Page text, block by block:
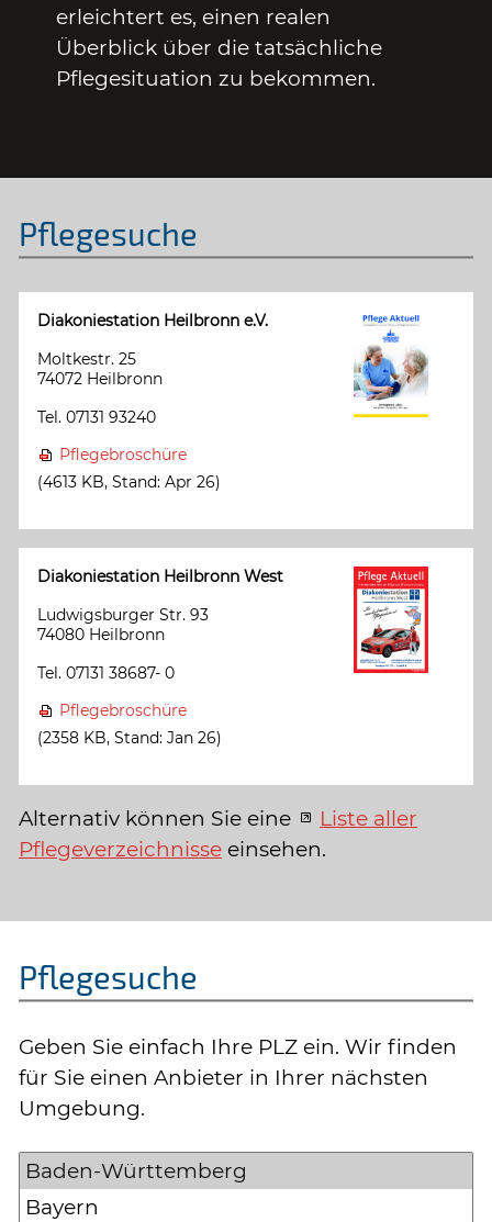
erleichtert es, einen realen
Überblick über die tatsächliche
Pflegesituation zu bekommen.
Pflegesuche
Diakoniestation Heilbronn e.V.
Moltkestr. 25
74072 Heilbronn
Tel. 07131 93240
Pflegebroschüre
(4613 KB, Stand: Apr 26)
Diakoniestation Heilbronn West
Ludwigsburger Str. 93
74080 Heilbronn
Tel. 07131 38687- 0
Pflegebroschüre
(2358 KB, Stand: Jan 26)
Alternativ können Sie eine
Liste aller
Pflegeverzeichnisse einsehen.
Pflegesuche
Geben Sie einfach Ihre PLZ ein. Wir finden
für Sie einen Anbieter in Ihrer nächsten
Umgebung.